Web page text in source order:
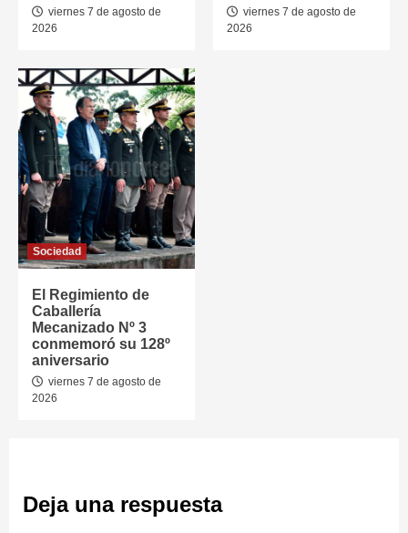
viernes 7 de agosto de
2026
viernes 7 de agosto de
2026
Sociedad
El Regimiento de
Caballería
Mecanizado Nº 3
conmemoró su 128º
aniversario
viernes 7 de agosto de
2026
Deja una respuesta